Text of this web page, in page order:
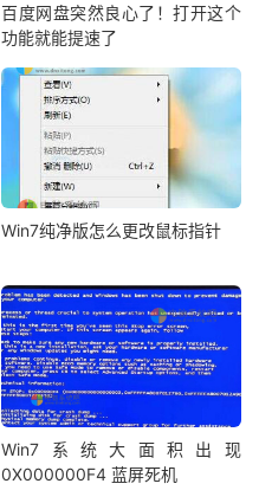
百度网盘突然良心了！打开这个
功能就能提速了
Win7纯净版怎么更改鼠标指针
Win7系统大面积出现
0X000000F4 蓝屏死机